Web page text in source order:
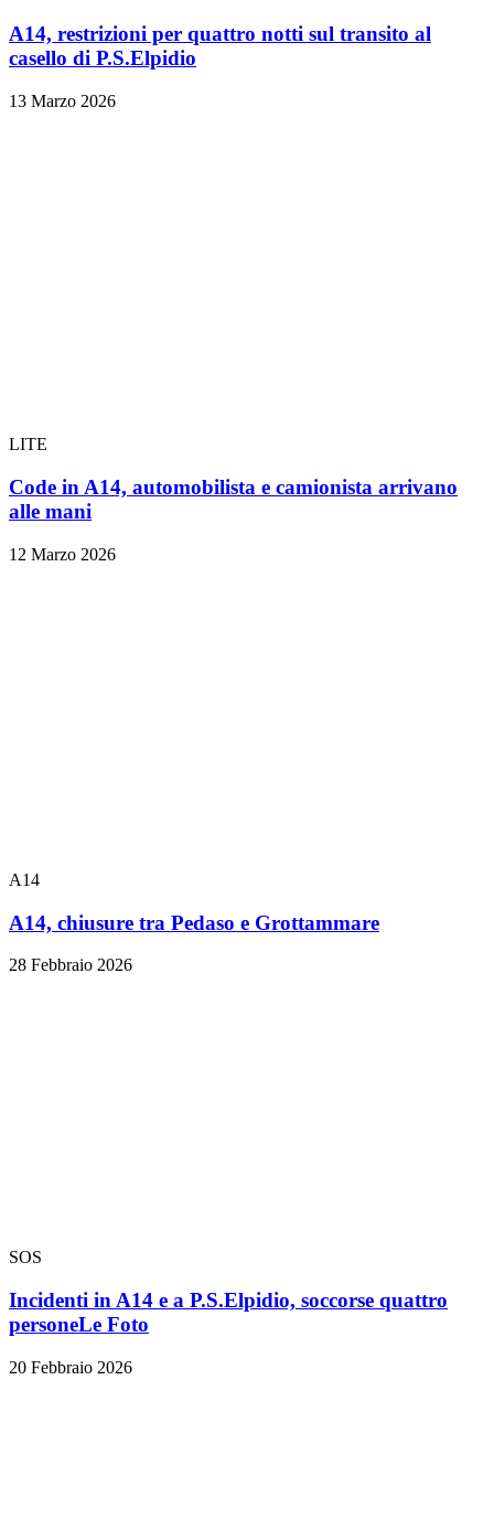
A14, restrizioni per quattro notti sul transito al
casello di P.S.Elpidio
13 Marzo 2026
LITE
Code in A14, automobilista e camionista arrivano
alle mani
12 Marzo 2026
A14
A14, chiusure tra Pedaso e Grottammare
28 Febbraio 2026
SOS
Incidenti in A14 e a P.S.Elpidio, soccorse quattro
personeLe Foto
20 Febbraio 2026